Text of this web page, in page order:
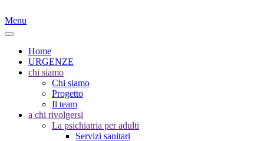
Menu
Home
URGENZE
chi siamo
Chi siamo
Progetto
Il team
a chi rivolgersi
La psichiatria per adulti
Servizi sanitari